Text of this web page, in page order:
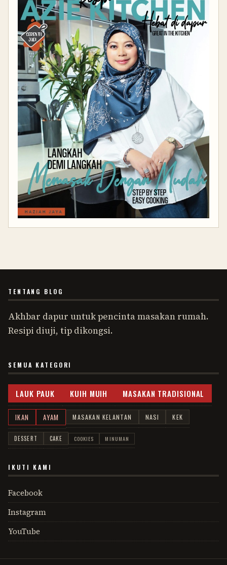
TENTANG BLOG
Akhbar dapur untuk pencinta masakan rumah.
Resipi diuji, tip dikongsi.
SEMUA KATEGORI
LAUK PAUK KUIH MUIH MASAKAN TRADISIONAL
IKAN AYAM MASAKAN KELANTAN NASI KEK
DESSERT CAKE COOKIES MINUMAN
IKUTI KAMI
Facebook
Instagram
YouTube